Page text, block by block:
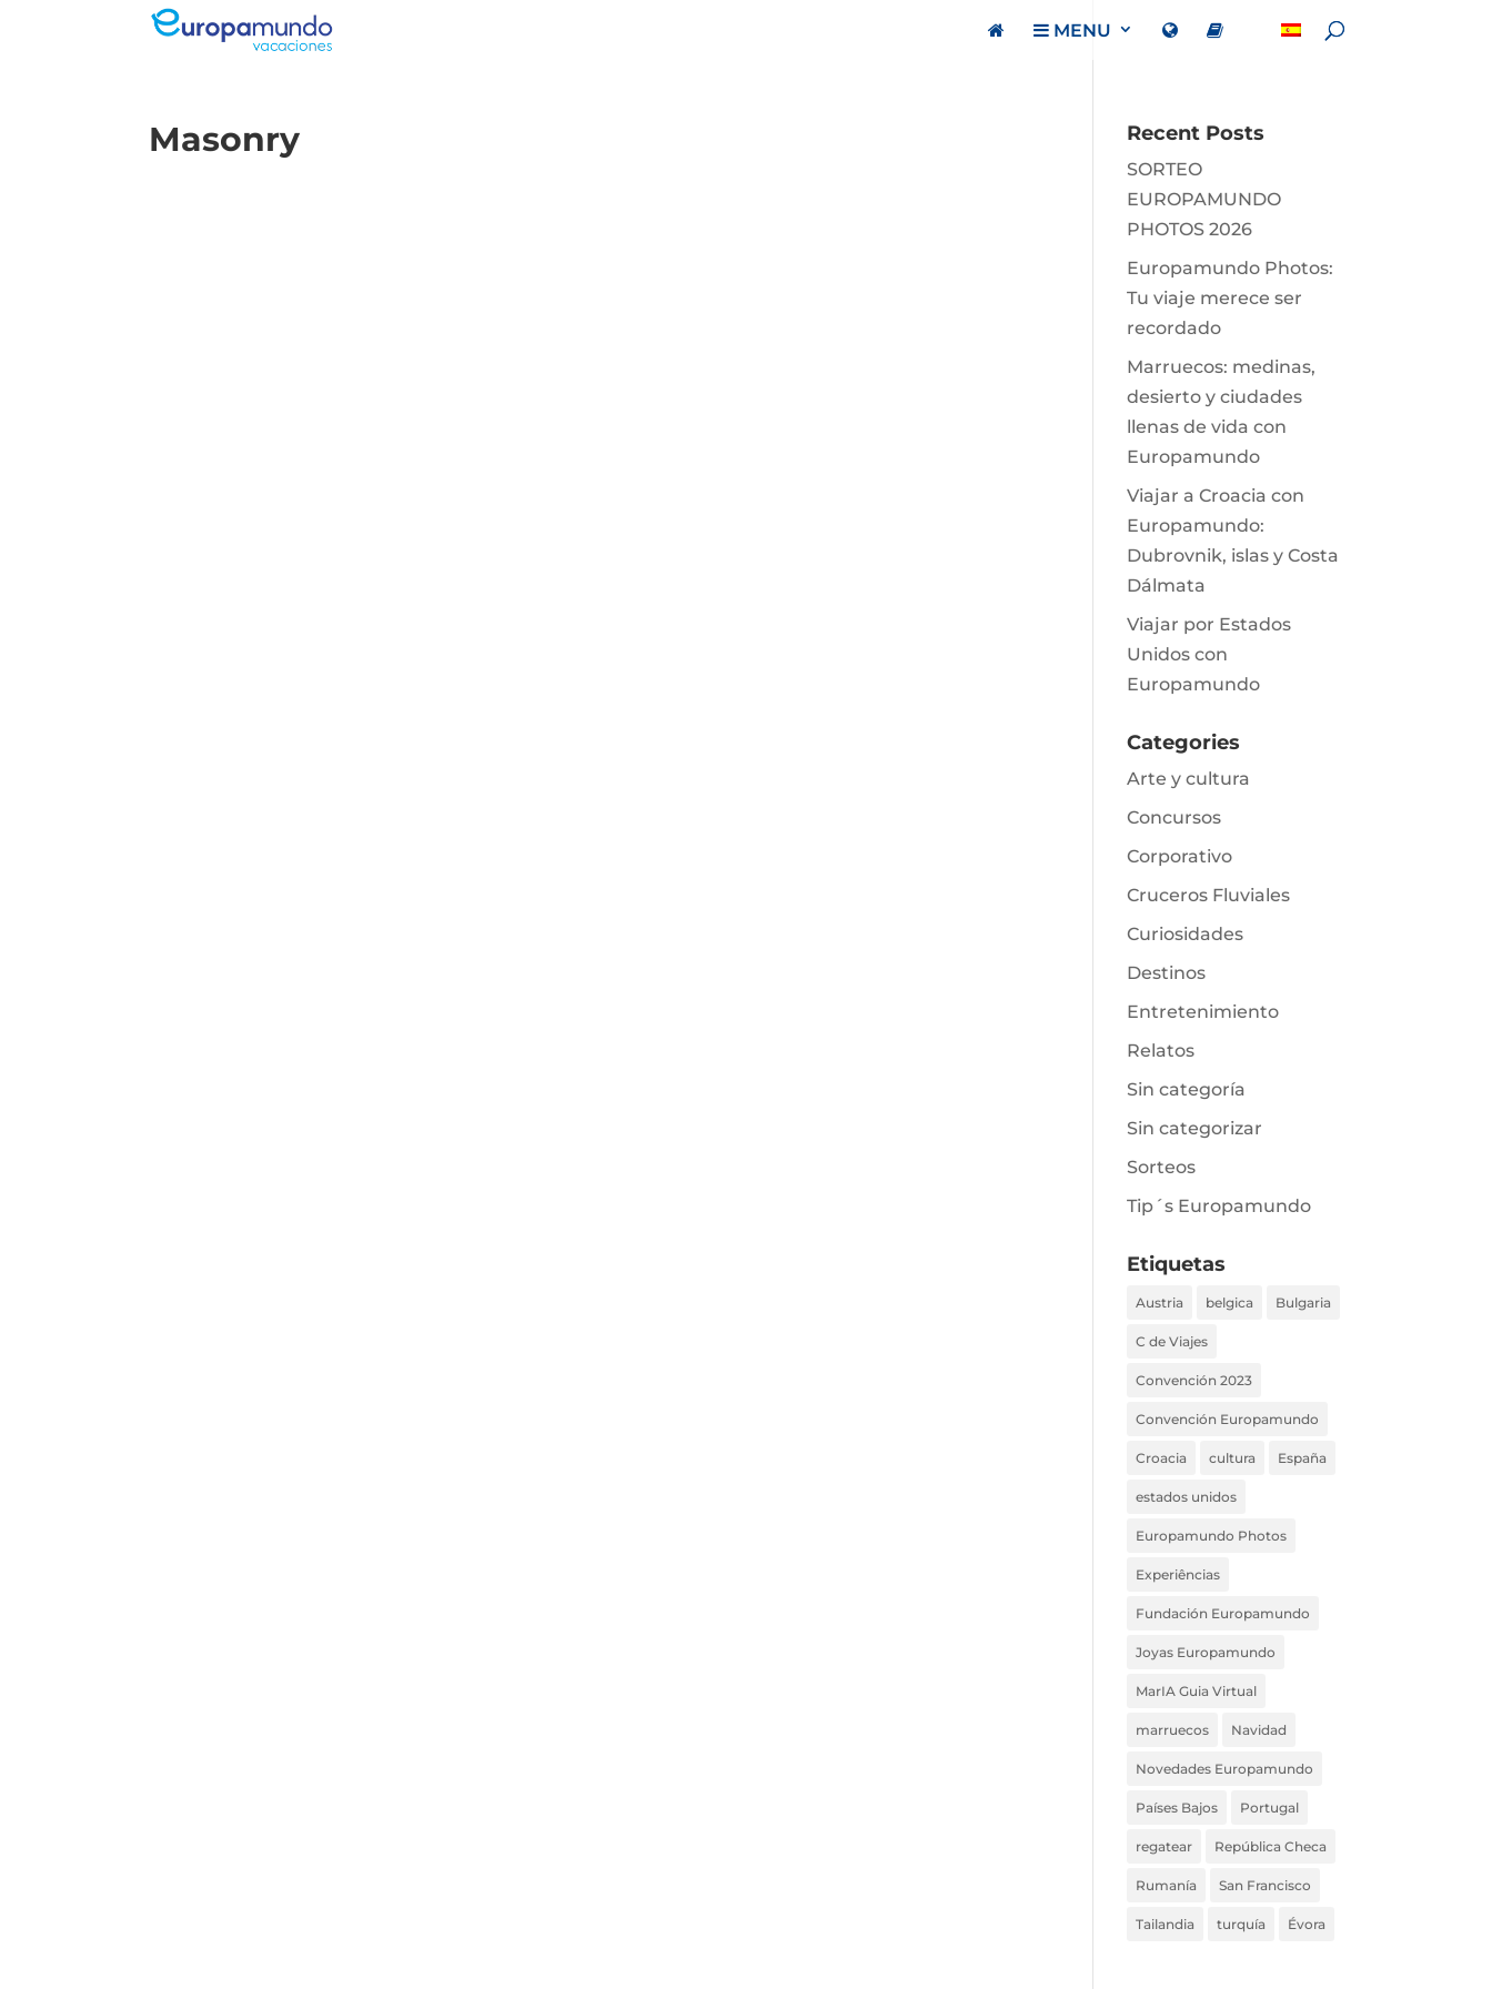
MENU
Masonry Recent Posts
SORTEO
EUROPAMUNDO
PHOTOS 2026
Europamundo Photos:
Tu viaje merece ser
recordado
Marruecos: medinas,
desierto y ciudades
llenas de vida con
Europamundo
Viajar a Croacia con
Europamundo:
Dubrovnik, islas y Costa
Dálmata
Viajar por Estados
Unidos con
Europamundo
Categories
Arte y cultura
Concursos
Corporativo
Cruceros Fluviales
Curiosidades
Destinos
Entretenimiento
Relatos
Sin categoría
Sin categorizar
Sorteos
Tip´s Europamundo
Etiquetas
Austria belgica Bulgaria
C de Viajes
Convención 2023
Convención Europamundo
Croacia cultura España
estados unidos
Europamundo Photos
Experiências
Fundación Europamundo
Joyas Europamundo
MarIA Guia Virtual
marruecos Navidad
Novedades Europamundo
Países Bajos Portugal
regatear República Checa
Rumanía San Francisco
Tailandia turquía Évora